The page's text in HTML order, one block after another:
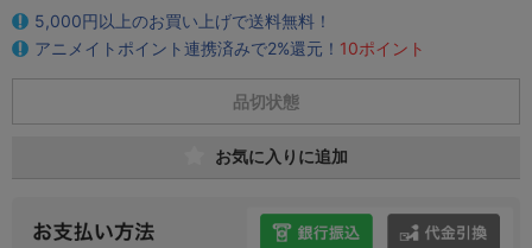
5,000円以上のお買い上げで送料無料！
アニメイトポイント連携済みで2%還元！ 10ポイント
品切状態
お気に入りに追加